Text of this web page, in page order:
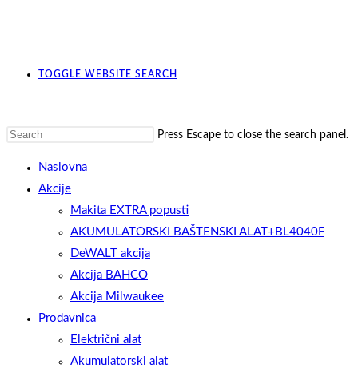
TOGGLE WEBSITE SEARCH
Press Escape to close the search panel.
Naslovna
Akcije
Makita EXTRA popusti
AKUMULATORSKI BAŠTENSKI ALAT+BL4040F
DeWALT akcija
Akcija BAHCO
Akcija Milwaukee
Prodavnica
Električni alat
Akumulatorski alat